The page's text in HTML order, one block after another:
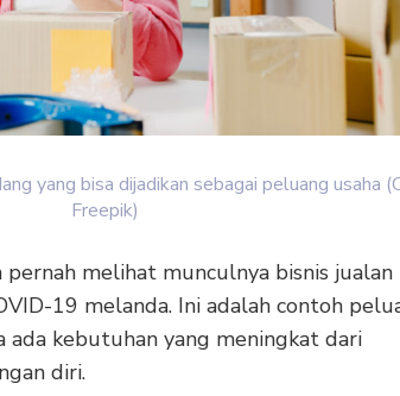
yang bisa dijadikan sebagai peluang usaha
Freepik)
pernah melihat munculnya bisnis jualan
19 melanda. Ini adalah contoh
ada kebutuhan yang meningkat dari
diri.